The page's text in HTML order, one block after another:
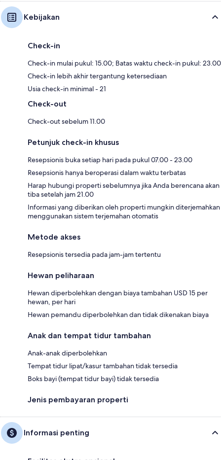
Kebijakan
Check-in
Check-in mulai pukul: 15.00; Batas waktu check-in pukul: 23.00
Check-in lebih akhir tergantung ketersediaan
Usia check-in minimal - 21
Check-out
Check-out sebelum 11.00
Petunjuk check-in khusus
Resepsionis buka setiap hari pada pukul 07.00 - 23.00
Resepsionis hanya beroperasi dalam waktu terbatas
Harap hubungi properti sebelumnya jika Anda berencana akan
tiba setelah jam 21.00
Informasi yang diberikan oleh properti mungkin diterjemahkan
menggunakan sistem terjemahan otomatis
Metode akses
Resepsionis tersedia pada jam-jam tertentu
Hewan peliharaan
Hewan diperbolehkan dengan biaya tambahan USD 15 per
hewan, per hari
Hewan pemandu diperbolehkan dan tidak dikenakan biaya
Anak dan tempat tidur tambahan
Anak-anak diperbolehkan
Tempat tidur lipat/kasur tambahan tidak tersedia
Boks bayi (tempat tidur bayi) tidak tersedia
Jenis pembayaran properti
Informasi penting